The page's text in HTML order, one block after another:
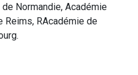
Normandie, Académie
Reims, RAcadémie de